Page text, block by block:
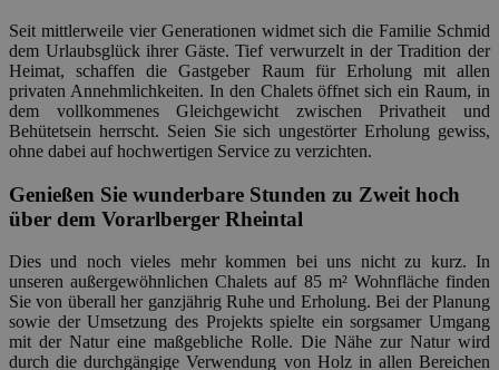
Seit mittlerweile vier Generationen widmet sich die Familie Schmid
dem Urlaubsglück ihrer Gäste. Tief verwurzelt in der Tradition der
Heimat, schaffen die Gastgeber Raum für Erholung mit allen
privaten Annehmlichkeiten. In den Chalets öffnet sich ein Raum, in
dem vollkommenes Gleichgewicht zwischen Privatheit und
Behütetsein herrscht. Seien Sie sich ungestörter Erholung gewiss,
ohne dabei auf hochwertigen Service zu verzichten.
Genießen Sie wunderbare Stunden zu Zweit hoch
über dem Vorarlberger Rheintal
Dies und noch vieles mehr kommen bei uns nicht zu kurz. In
unseren außergewöhnlichen Chalets auf 85 m² Wohnfläche finden
Sie von überall her ganzjährig Ruhe und Erholung. Bei der Planung
sowie der Umsetzung des Projekts spielte ein sorgsamer Umgang
mit der Natur eine maßgebliche Rolle. Die Nähe zur Natur wird
durch die durchgängige Verwendung von Holz in allen Bereichen